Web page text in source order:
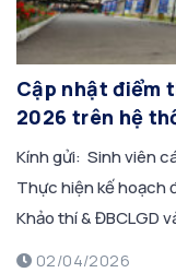
Cập nhật điểm
2026 trên hệ
Kính gửi: Sinh viên
Thực hiện kế hoạch
Khảo thí & ĐBCLGD
cập nhật điểm học
02/04/2026